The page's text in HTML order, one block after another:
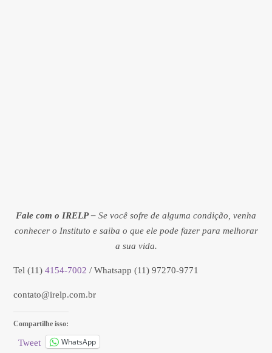
Fale com o IRELP – Se você sofre de alguma condição, venha
conhecer o Instituto e saiba o que ele pode fazer para melhorar
a sua vida.
Tel (11) 4154-7002 / Whatsapp (11) 97270-9771
contato@irelp.com.br
Compartilhe isso:
Tweet WhatsApp